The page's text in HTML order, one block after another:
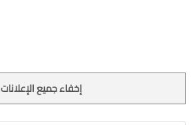
إخفاء جميع الإعلانات